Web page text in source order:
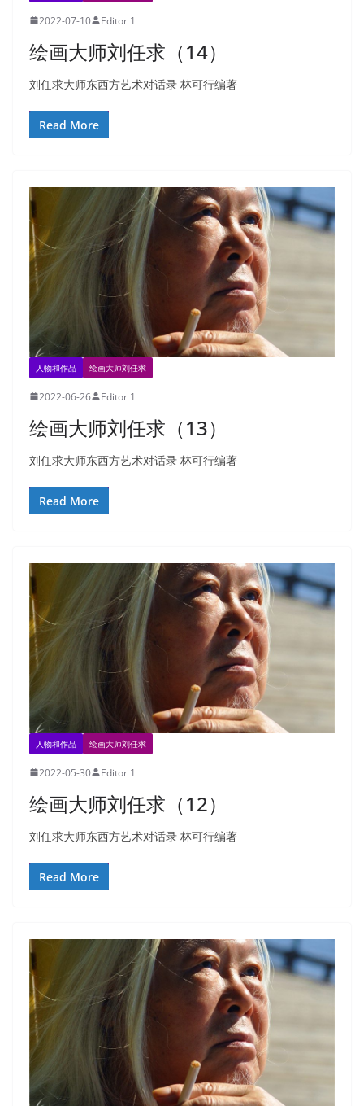
2022-07-10 Editor 1
绘画大师刘任求（14）
刘任求大师东西方艺术对话录 林可行编著
Read More
人物和作品 绘画大师刘任求
2022-06-26 Editor 1
绘画大师刘任求（13）
刘任求大师东西方艺术对话录 林可行编著
Read More
人物和作品 绘画大师刘任求
2022-05-30 Editor 1
绘画大师刘任求（12）
刘任求大师东西方艺术对话录 林可行编著
Read More